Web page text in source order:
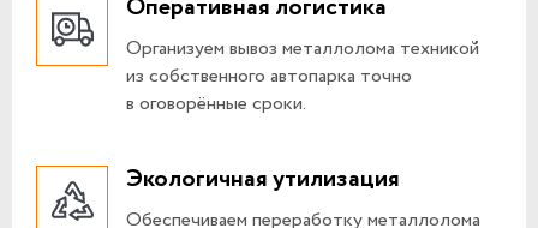
Оперативная логистика
Организуем вывоз металлолома техникой
из собственного автопарка точно
в оговорённые сроки.
Экологичная утилизация
Обеспечиваем переработку металлолома